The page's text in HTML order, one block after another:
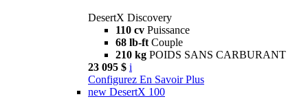
DesertX Discovery
110 cv Puissance
68 lb-ft Couple
210 kg POIDS SANS CARBURANT
23 095 $ i
Configurez En Savoir Plus
new DesertX 100